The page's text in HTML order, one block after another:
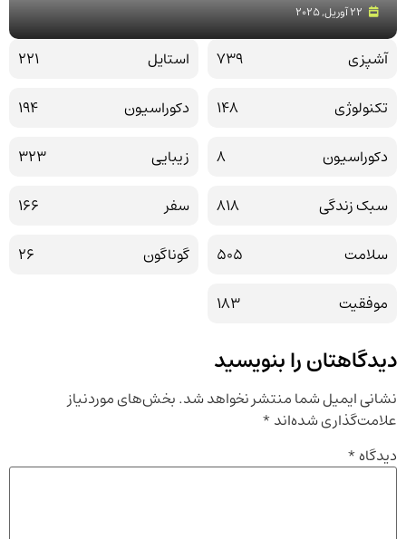
22 آوریل, 2025
آشپزی 739 استایل
221
تکنولوژی
148 دکوراسیون
194
دکوراسیون
8 زیبایی
323
سبک زندگی
818 سفر
166
سلامت
505 گوناگون
26
موفقیت
183
دیدگاهتان را بنویسید
نشانی ایمیل شما منتشر نخواهد شد.بخش‌های موردنیاز
علامت‌گذاری شده‌اند*
دیدگاه*